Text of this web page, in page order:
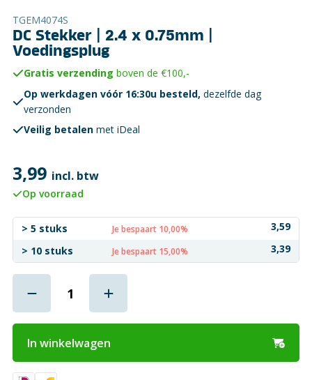
TGEM4074S
DC Stekker | 2.4 x 0.75mm |
Voedingsplug
Gratis verzending boven de €100,-
Op werkdagen vóór 16:30u besteld, dezelfde dag
verzonden
Veilig betalen met iDeal
3,99 incl. btw
Op voorraad
> 5 stuks Je bespaart 10,00%
3,59
> 10 stuks
Je bespaart 15,00% 3,39
In winkelwagen